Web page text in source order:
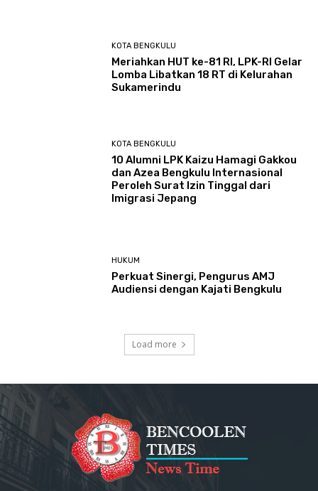
KOTA BENGKULU
Meriahkan HUT ke-81 RI, LPK-RI Gelar
Lomba Libatkan 18 RT di Kelurahan
Sukamerindu
KOTA BENGKULU
‎10 Alumni LPK Kaizu Hamagi Gakkou
dan Azea Bengkulu Internasional
Peroleh Surat Izin Tinggal dari
Imigrasi Jepang
HUKUM
Perkuat Sinergi, Pengurus AMJ
Audiensi dengan Kajati Bengkulu
Load more